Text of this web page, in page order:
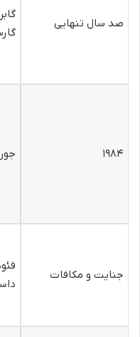
صد سال تنهایی
۱۹۸۴
جنایت و مکافات